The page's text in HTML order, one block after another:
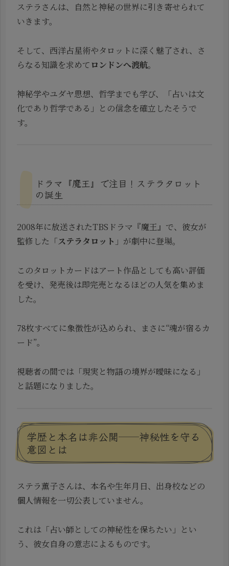
ステラさんは、自然と神秘の世界に引き寄せられて
いきます。
そして、西洋占星術やタロットに深く魅了され、さ
らなる知識を求めて ロンドンへ渡航。
神秘学やユダヤ思想、哲学までも学び、「占いは文
化であり哲学である」との信念を確立したそうで
す。
ドラマ『魔王』で注目！ステラタロット
の誕生
2008年に放送されたTBSドラマ『魔王』で、彼女が
監修した「ステラタロット 」が劇中に登場。
このタロットカードはアート作品としても高い評価
を受け、発売後は即完売となるほどの人気を集めま
した。
78枚すべてに象徴性が込められ、まさに“魂が宿るカ
ード”。
視聴者の間では「現実と物語の境界が曖昧になる」
と話題になりました。
学歴と本名は非公開──神秘性を守る
意図とは
ステラ薫子さんは、本名や生年月日、出身校などの
個人情報を一切公表していません。
これは「占い師としての神秘性を保ちたい」とい
う、彼女自身の意志によるものです。